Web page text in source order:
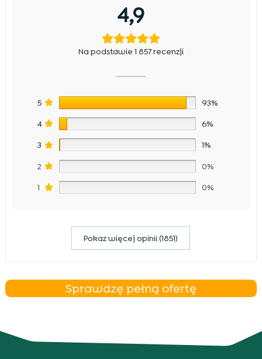
4,9
Na podstawie 1 857 recenzji
5 93%
4 6%
3 1%
2 0%
1 0%
Pokaz więcej opinii (1851)
Sprawdzę pełną ofertę